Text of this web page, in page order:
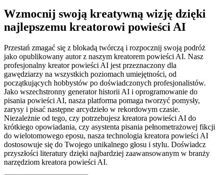
Wzmocnij swoją kreatywną wizję dzięki
najlepszemu kreatorowi powieści AI
Przestań zmagać się z blokadą twórczą i rozpocznij swoją podróż
jako opublikowany autor z naszym kreatorem powieści AI. Nasz
profesjonalny kreator powieści AI jest przeznaczony dla
gawędziarzy na wszystkich poziomach umiejętności, od
początkujących hobbystów po doświadczonych profesjonalistów.
Jako wszechstronny generator historii AI i oprogramowanie do
pisania powieści AI, nasza platforma pomaga tworzyć pomysły,
zarysy i pisać następne arcydzieło w rekordowym czasie.
Niezależnie od tego, czy potrzebujesz kreatora powieści AI do
krótkiego opowiadania, czy asystenta pisania pełnometrażowej fikcji
do wielotomowego eposu, nasza technologia kreatora powieści AI
dostosowuje się do Twojego unikalnego głosu i stylu. Doświadcz
przyszłości literatury dzięki najbardziej zaawansowanym w branży
narzędziom kreatora powieści AI.